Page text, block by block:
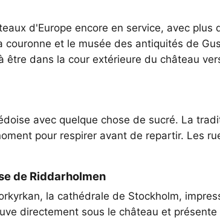
d'Europe encore en service, avec plus
et le musée des antiquités de
dans la cour extérieure du château
avec quelque chose de sucré. La
pour respirer avant de repartir. Les
de Riddarholmen
la cathédrale de Stockholm,
directement sous le château et